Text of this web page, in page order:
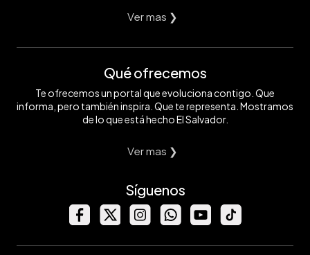
Ver mas ❯
Qué ofrecemos
Te ofrecemos un portal que evoluciona contigo. Que
informa, pero también inspira. Que te representa. Mostramos
de lo que está hecho El Salvador.
Ver mas ❯
Síguenos